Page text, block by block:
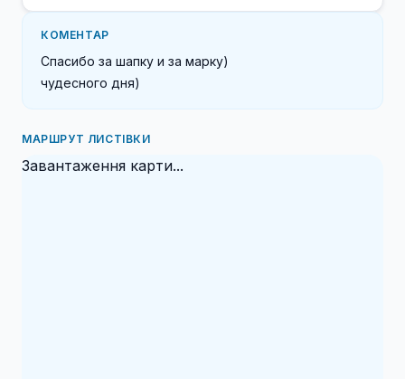
КОМЕНТАР
Спасибо за шапку и за марку)
чудесного дня)
МАРШРУТ ЛИСТІВКИ
Завантаження карти...